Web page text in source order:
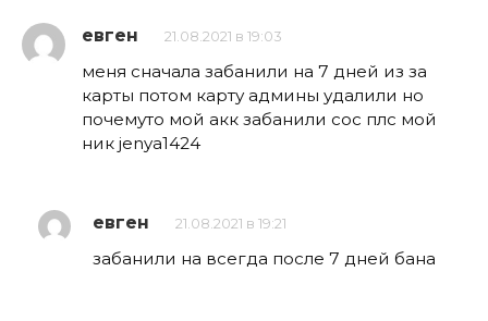
евген 21.08.2021 в 19:03
меня сначала забанили на 7 дней из за
карты потом карту админы удалили но
почемуто мой акк забанили сос плс мой
ник jenya1424
евген 21.08.2021 в 19:21
забанили на всегда после 7 дней бана